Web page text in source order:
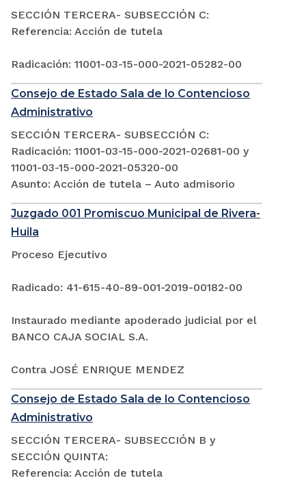
SECCIÓN TERCERA- SUBSECCIÓN C:
Referencia: Acción de tutela
Radicación: 11001-03-15-000-2021-05282-00
Consejo de Estado Sala de lo Contencioso
Administrativo
SECCIÓN TERCERA- SUBSECCIÓN C:
Radicación: 11001-03-15-000-2021-02681-00 y
11001-03-15-000-2021-05320-00
Asunto: Acción de tutela – Auto admisorio
Juzgado 001 Promiscuo Municipal de Rivera-
Huila
Proceso Ejecutivo
Radicado: 41-615-40-89-001-2019-00182-00
Instaurado mediante apoderado judicial por el
BANCO CAJA SOCIAL S.A.
Contra JOSÉ ENRIQUE MENDEZ
Consejo de Estado Sala de lo Contencioso
Administrativo
SECCIÓN TERCERA- SUBSECCIÓN B y
SECCIÓN QUINTA:
Referencia: Acción de tutela